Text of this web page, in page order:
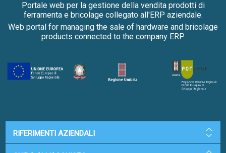
Portale web per la gestione della vendita prodotti di
ferramenta e bricolage collegato all'ERP aziendale.
Web portal for managing the sale of hardware and bricolage
products connected to the company ERP
RIFERIMENTI AZIENDALI